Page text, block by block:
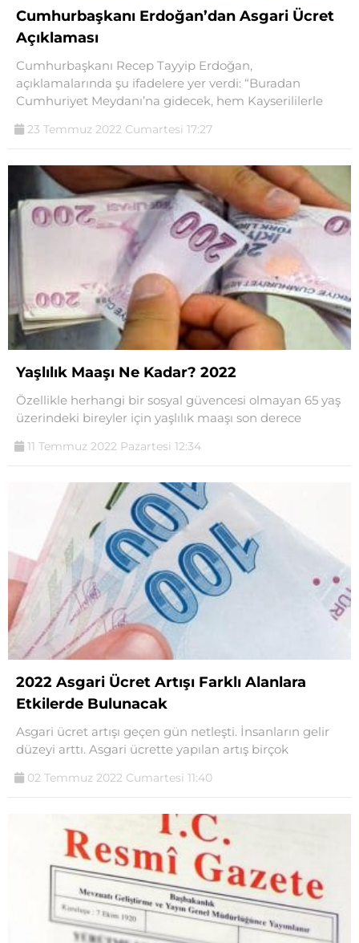
Cumhurbaşkanı Erdoğan’dan Asgari Ücret
Açıklaması
Cumhurbaşkanı Recep Tayyip Erdoğan,
açıklamalarında şu ifadelere yer verdi: “Buradan
Cumhuriyet Meydanı’na gidecek, hem Kayserililerle
23 Temmuz 2022 Cumartesi 17:27
Yaşlılık Maaşı Ne Kadar? 2022
Özellikle herhangi bir sosyal güvencesi olmayan 65 yaş
üzerindeki bireyler için yaşlılık maaşı son derece
11 Temmuz 2022 Pazartesi 12:34
2022 Asgari Ücret Artışı Farklı Alanlara
Etkilerde Bulunacak
Asgari ücret artışı geçen gün netleşti. İnsanların gelir
düzeyi arttı. Asgari ücrette yapılan artış birçok
02 Temmuz 2022 Cumartesi 11:40